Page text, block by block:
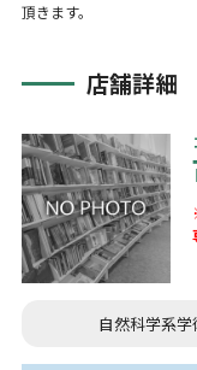
頂きます。
店舗詳細
自然科学系学